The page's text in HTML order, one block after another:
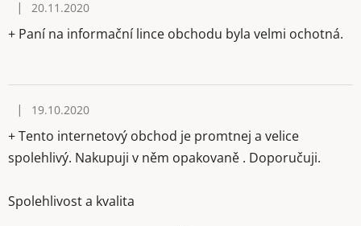
Hodnocení obchodu je 5 z 5 hvězdiček.
| 20.11.2020
+ Paní na informační lince obchodu byla velmi ochotná.
Hodnocení obchodu je 5 z 5 hvězdiček.
| 19.10.2020
+ Tento internetový obchod je promtnej a velice
spolehlivý. Nakupuji v něm opakovaně . Doporučuji.
Spolehlivost a kvalita